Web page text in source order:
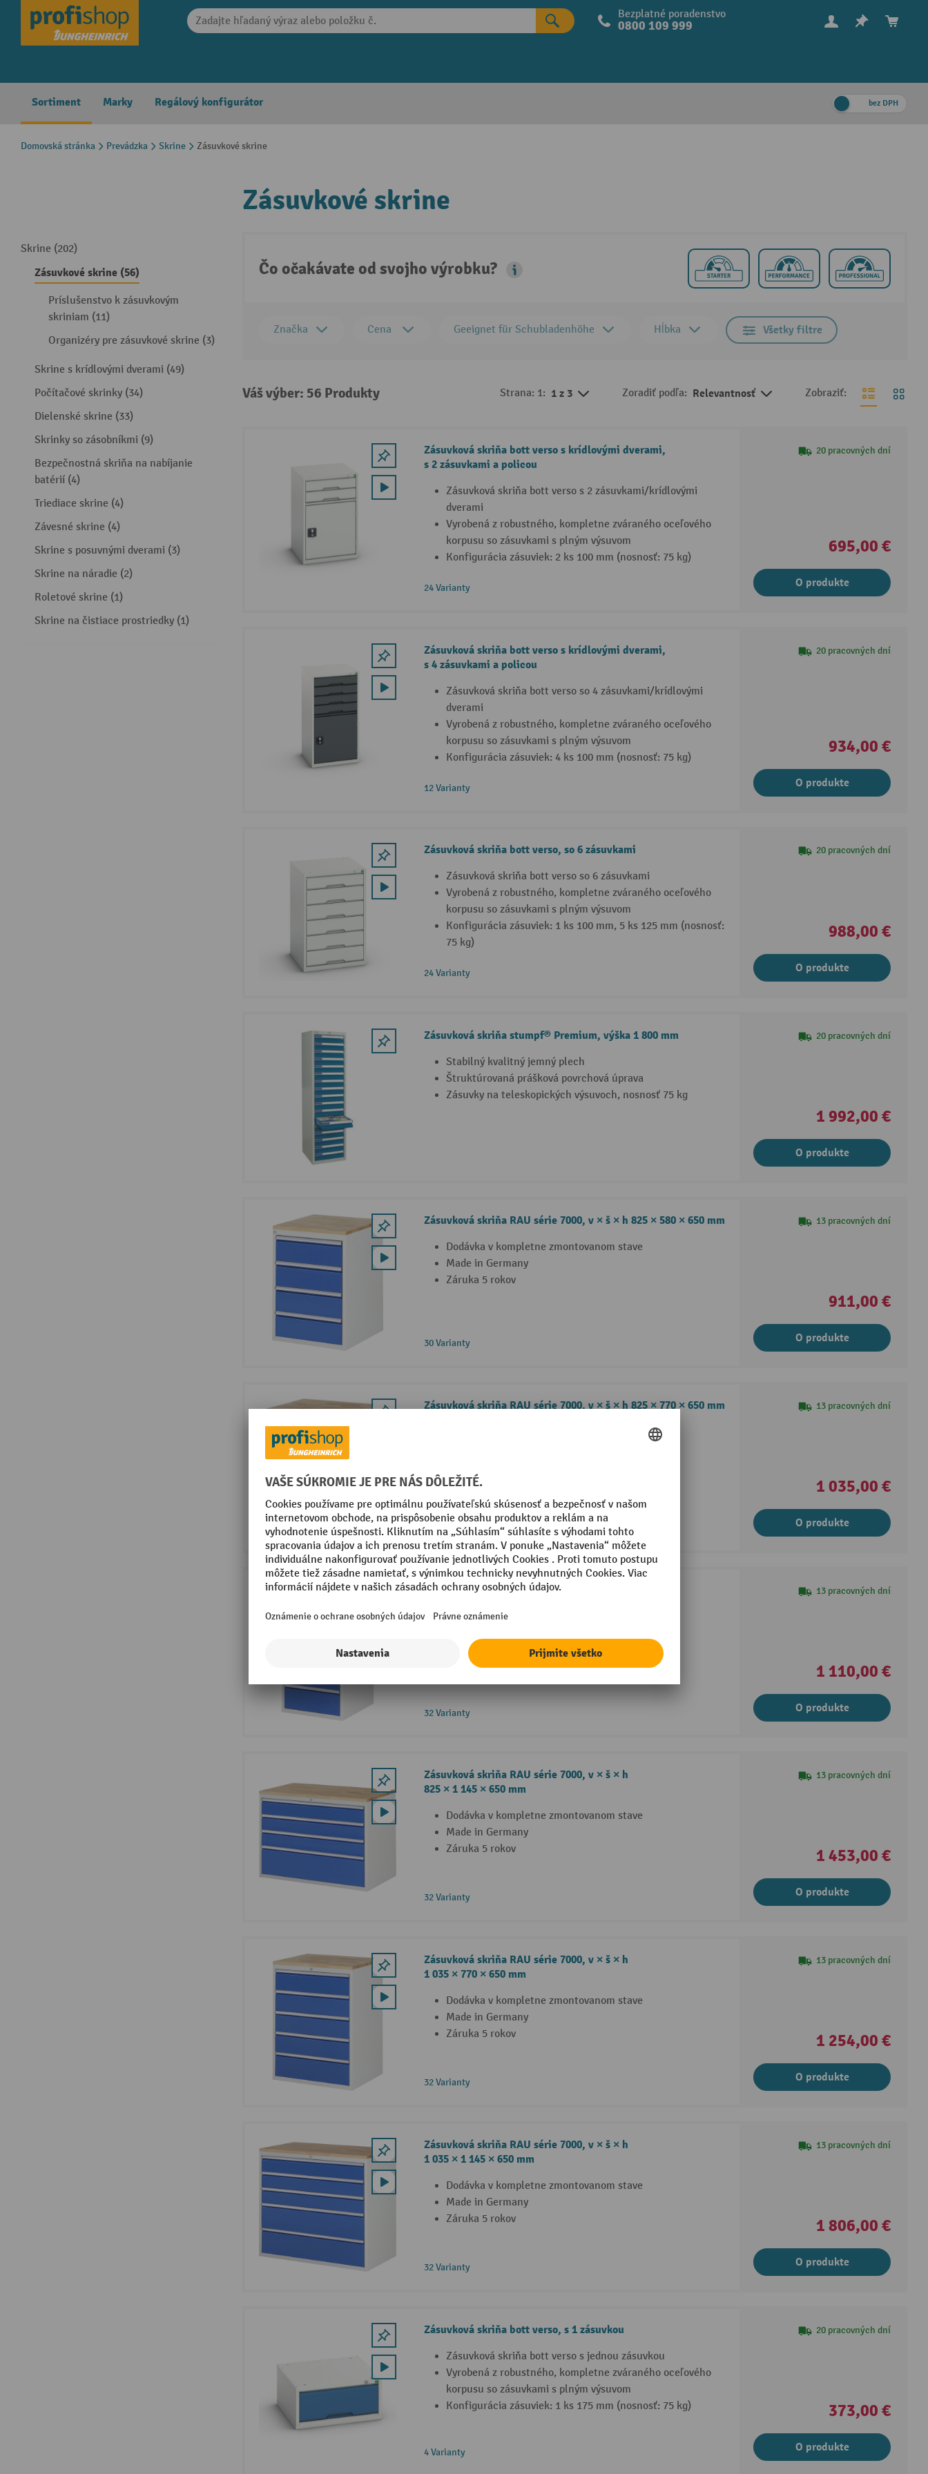
Skip to main navigation Bezplatné poradenstvo
0800 109 999
Sortiment Marky Regálový konfigurátor bez DPH
Domovská stránka Prevádzka Skrine Zásuvkové skrine
Skrine (202)
Zásuvkové skrine (56)
Príslušenstvo k zásuvkovým
skriniam (11)
Organizéry pre zásuvkové skrine (3)
Skrine s krídlovými dverami (49)
Počítačové skrinky (34)
Dielenské skrine (33)
Skrinky so zásobníkmi (9)
Bezpečnostná skriňa na nabíjanie
batérií (4)
Triediace skrine (4)
Závesné skrine (4)
Skrine s posuvnými dverami (3)
Skrine na náradie (2)
Roletové skrine (1)
Skrine na čistiace prostriedky (1)
Zásuvkové skrine
Čo očakávate od svojho výrobku?
Značka Cena Geeignet für Schubladenhöhe Hĺbka Všetky filtre
Váš výber: 56 Produkty Strana: 1: 1 z 3 Zoradiť podľa: Relevantnosť Zobraziť:
Zásuvková skriňa bott verso s krídlovými dverami,
s 2 zásuvkami a policou
Zásuvková skriňa bott verso s 2 zásuvkami/krídlovými
dverami
Vyrobená z robustného, kompletne zváraného oceľového
korpusu so zásuvkami s plným výsuvom
Konfigurácia zásuviek: 2 ks 100 mm (nosnosť: 75 kg)
24 Varianty
20 pracovných dní
695,00 €
O produkte
Zásuvková skriňa bott verso s krídlovými dverami,
s 4 zásuvkami a policou
Zásuvková skriňa bott verso so 4 zásuvkami/krídlovými
dverami
Vyrobená z robustného, kompletne zváraného oceľového
korpusu so zásuvkami s plným výsuvom
Konfigurácia zásuviek: 4 ks 100 mm (nosnosť: 75 kg)
12 Varianty
20 pracovných dní
934,00 €
O produkte
Zásuvková skriňa bott verso, so 6 zásuvkami
Zásuvková skriňa bott verso so 6 zásuvkami
Vyrobená z robustného, kompletne zváraného oceľového
korpusu so zásuvkami s plným výsuvom
Konfigurácia zásuviek: 1 ks 100 mm, 5 ks 125 mm (nosnosť:
75 kg)
24 Varianty
20 pracovných dní
988,00 €
O produkte
Zásuvková skriňa stumpf® Premium, výška 1 800 mm
Stabilný kvalitný jemný plech
Štruktúrovaná prášková povrchová úprava
Zásuvky na teleskopických výsuvoch, nosnosť 75 kg
20 pracovných dní
1 992,00 €
O produkte
Zásuvková skriňa RAU série 7000, v × š × h 825 × 580 × 650 mm
Dodávka v kompletne zmontovanom stave
Made in Germany
Záruka 5 rokov
30 Varianty
13 pracovných dní
911,00 €
O produkte
Zásuvková skriňa RAU série 7000, v × š × h 825 × 770 × 650 mm
30 Varianty
13 pracovných dní
1 035,00 €
O produkte
Zásuvková skriňa RAU série 7000, v × š × h
Made in Germany
Záruka 5 rokov
32 Varianty
13 pracovných dní
1 110,00 €
O produkte
Zásuvková skriňa RAU série 7000, v × š × h
825 × 1 145 × 650 mm
Dodávka v kompletne zmontovanom stave
Made in Germany
Záruka 5 rokov
32 Varianty
13 pracovných dní
1 453,00 €
O produkte
Zásuvková skriňa RAU série 7000, v × š × h
1 035 × 770 × 650 mm
Dodávka v kompletne zmontovanom stave
Made in Germany
Záruka 5 rokov
32 Varianty
13 pracovných dní
1 254,00 €
O produkte
Zásuvková skriňa RAU série 7000, v × š × h
1 035 × 1 145 × 650 mm
Dodávka v kompletne zmontovanom stave
Made in Germany
Záruka 5 rokov
32 Varianty
13 pracovných dní
1 806,00 €
O produkte
Zásuvková skriňa bott verso, s 1 zásuvkou
Zásuvková skriňa bott verso s jednou zásuvkou
Vyrobená z robustného, kompletne zváraného oceľového
korpusu so zásuvkami s plným výsuvom
Konfigurácia zásuviek: 1 ks 175 mm (nosnosť: 75 kg)
4 Varianty
20 pracovných dní
373,00 €
O produkte